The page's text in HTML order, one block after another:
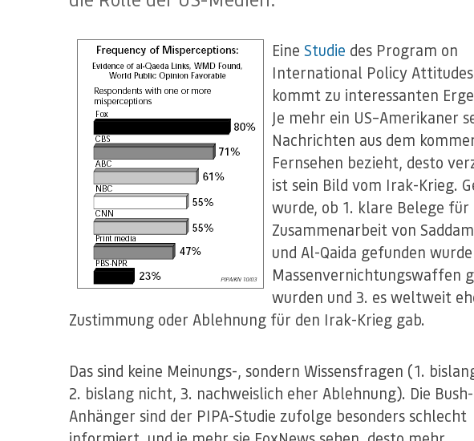
Eine Studie des Program on
International Policy
kommt zu interessanten
Je mehr ein US–Amerikaner
Nachrichten aus dem
Fernsehen bezieht, desto
ist sein Bild vom Irak-Krieg.
wurde, ob 1. klare Belege für
Zusammenarbeit von
und Al-Qaida gefunden
Massenvernichtungswaffen
wurden und 3. es weltweit
Zustimmung oder Ablehnung für den Irak-Krieg gab.
Das sind keine Meinungs-, sondern Wissensfragen (1.
2. bislang nicht, 3. nachweislich eher Ablehnung). Die Bush-
Anhänger sind der PIPA-Studie zufolge besonders schlecht